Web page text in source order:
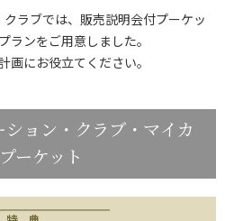
ラブでは、販売説明会付プーケッ
ランをご用意しました。
画にお役立てください。
ョン・クラブ・マイカ
ーケット